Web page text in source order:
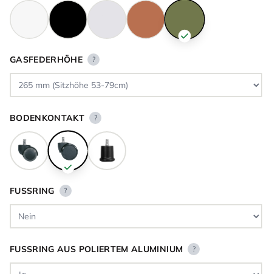
GASFEDERHÖHE ?
BODENKONTAKT ?
FUSSRING ?
FUSSRING AUS POLIERTEM ALUMINIUM ?